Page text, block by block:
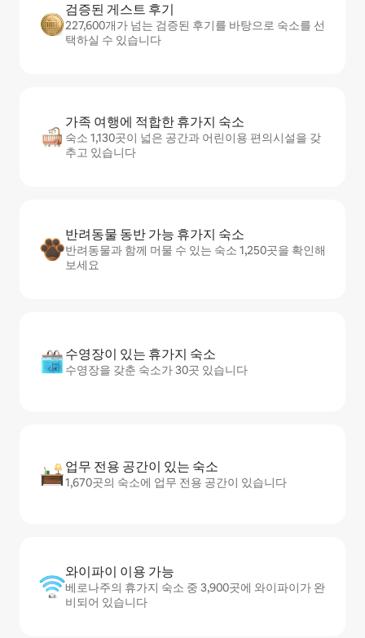
검증된 게스트 후기
227,600개가 넘는 검증된 후기를 바탕으로 숙소를 선
택하실 수 있습니다
가족 여행에 적합한 휴가지 숙소
숙소 1,130곳이 넓은 공간과 어린이용 편의시설을 갖
추고 있습니다
반려동물 동반 가능 휴가지 숙소
반려동물과 함께 머물 수 있는 숙소 1,250곳을 확인해
보세요
수영장이 있는 휴가지 숙소
수영장을 갖춘 숙소가 30곳 있습니다
업무 전용 공간이 있는 숙소
1,670곳의 숙소에 업무 전용 공간이 있습니다
와이파이 이용 가능
베로나주의 휴가지 숙소 중 3,900곳에 와이파이가 완
비되어 있습니다